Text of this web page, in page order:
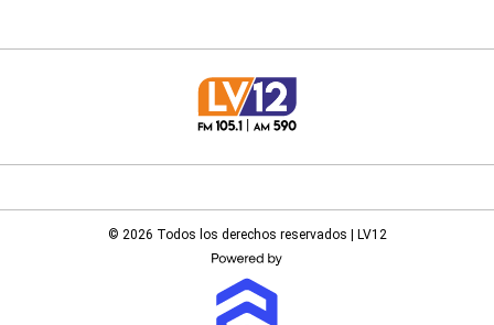
© 2026 Todos los derechos reservados | LV12